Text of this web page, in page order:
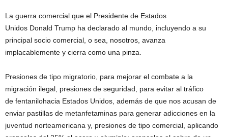
La guerra comercial que el Presidente de Estados
Unidos Donald Trump ha declarado al mundo, incluyendo a su
principal socio comercial, o sea, nosotros, avanza
implacablemente y cierra como una pinza.
Presiones de tipo migratorio, para mejorar el combate a la
migración ilegal, presiones de seguridad, para evitar al tráfico
de fentanilohacia Estados Unidos, además de que nos acusan de
enviar pastillas de metanfetaminas para generar adicciones en la
juventud norteamericana y, presiones de tipo comercial, aplicando